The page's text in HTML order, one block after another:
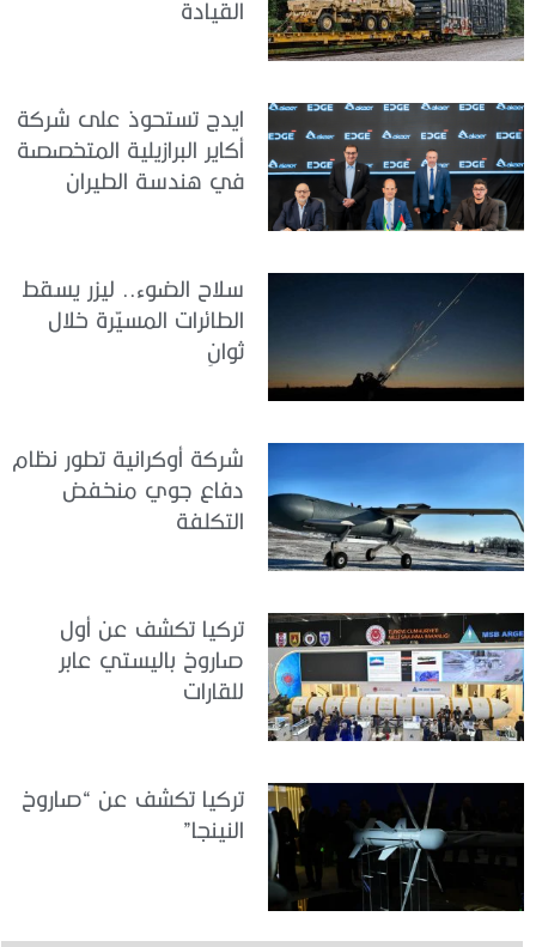
القيادة
ايدج تستحوذ على شركة
أكاير البرازيلية المتخصصة
في هندسة الطيران
سلاح الضوء.. ليزر يسقط
الطائرات المسيّرة خلال
ثوانٍ
شركة أوكرانية تطور نظام
دفاع جوي منخفض
التكلفة
تركيا تكشف عن أول
صاروخ باليستي عابر
للقارات
تركيا تكشف عن “صاروخ
النينجا”